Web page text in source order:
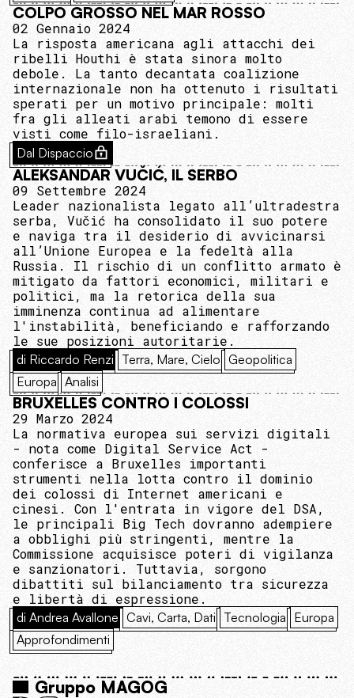
COLPO GROSSO NEL MAR ROSSO
02 Gennaio 2024
La risposta americana agli attacchi dei
ribelli Houthi è stata sinora molto
debole. La tanto decantata coalizione
internazionale non ha ottenuto i risultati
sperati per un motivo principale: molti
fra gli alleati arabi temono di essere
visti come filo-israeliani.
Dal Dispaccio
ALEKSANDAR VUČIĆ, IL SERBO
09 Settembre 2024
Leader nazionalista legato all’ultradestra
serba, Vučić ha consolidato il suo potere
e naviga tra il desiderio di avvicinarsi
all’Unione Europea e la fedeltà alla
Russia. Il rischio di un conflitto armato è
mitigato da fattori economici, militari e
politici, ma la retorica della sua
imminenza continua ad alimentare
l'instabilità, beneficiando e rafforzando
le sue posizioni autoritarie.
di Riccardo Renzi Terra, Mare, Cielo Geopolitica
Europa Analisi
BRUXELLES CONTRO I COLOSSI
29 Marzo 2024
La normativa europea sui servizi digitali
- nota come Digital Service Act -
conferisce a Bruxelles importanti
strumenti nella lotta contro il dominio
dei colossi di Internet americani e
cinesi. Con l'entrata in vigore del DSA,
le principali Big Tech dovranno adempiere
a obblighi più stringenti, mentre la
Commissione acquisisce poteri di vigilanza
e sanzionatori. Tuttavia, sorgono
dibattiti sul bilanciamento tra sicurezza
e libertà di espressione.
di Andrea Avallone Cavi, Carta, Dati Tecnologia Europa
Approfondimenti
Gruppo MAGOG